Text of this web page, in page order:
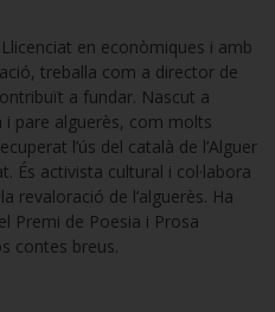
en econòmiques i amb
treballa com a director de
a fundar. Nascut a
i pare alguerès, com molts
l’ús del català de l’Alguer
És activista cultural i col·labora
revaloració de l’alguerès. Ha
Premi de Poesia i Prosa
contes breus.